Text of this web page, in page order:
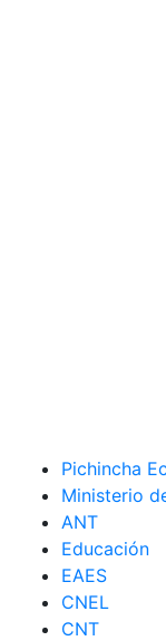
Pichincha
Ministerio
ANT
Educación
EAES
CNEL
CNT